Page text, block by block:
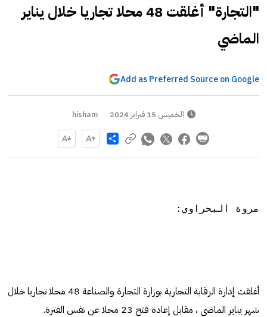
"التجارة" أغلقت 48 محلا تجاريا خلال يناير
الماضي
Add as Preferred Source on Google
الخميس 15 فبراير 2024 hisham
Share
مروة البحراوي:
أغلقت إدارة الرقابة التجارية بوزارة التجارة والصناعة 48 محلا تجاريا خلال
شهر يناير الماضي ، مقابل إعادة فتح 23 محلا عن نفس الفترة.